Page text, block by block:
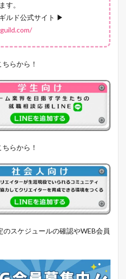
す。
ルド公式サイト ▶
らから！
らから！
スケジュールの確認やWEB会員